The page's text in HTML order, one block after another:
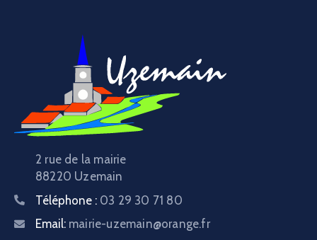
2 rue de la mairie
88220 Uzemain
Téléphone : 03 29 30 71 80
Email: mairie-uzemain@orange.fr